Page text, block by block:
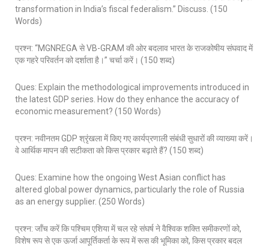
transformation in India’s fiscal federalism.” Discuss. (150
Words)
प्रश्न: “MGNREGA से VB-GRAM की ओर बदलाव भारत के राजकोषीय संघवाद में
एक गहरे परिवर्तन को दर्शाता है।” चर्चा करें। (150 शब्द)
Ques: Explain the methodological improvements introduced in
the latest GDP series. How do they enhance the accuracy of
economic measurement? (150 Words)
प्रश्न: नवीनतम GDP श्रृंखला में किए गए कार्यप्रणाली संबंधी सुधारों की व्याख्या करें।
वे आर्थिक मापन की सटीकता को किस प्रकार बढ़ाते हैं? (150 शब्द)
Ques: Examine how the ongoing West Asian conflict has
altered global power dynamics, particularly the role of Russia
as an energy supplier. (250 Words)
प्रश्न: जाँच करें कि पश्चिम एशिया में चल रहे संघर्ष ने वैश्विक शक्ति समीकरणों को,
विशेष रूप से एक ऊर्जा आपूर्तिकर्ता के रूप में रूस की भूमिका को, किस प्रकार बदल